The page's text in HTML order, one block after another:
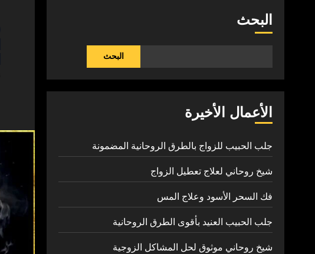
البحث
البحث
الأعمال الأخيرة
جلب الحبيب للزواج بالطرق الروحانية المضمونة
شيخ روحاني لعلاج تعطيل الزواج
فك السحر الأسود وعلاج المس
جلب الحبيب العنيد بأقوى الطرق الروحانية
شيخ روحاني موثوق لحل المشاكل الزوجية